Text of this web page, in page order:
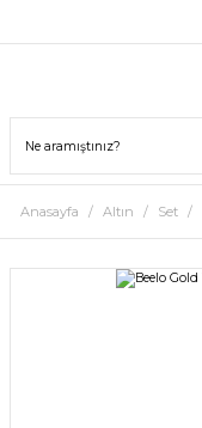
Anasayfa Altın Set